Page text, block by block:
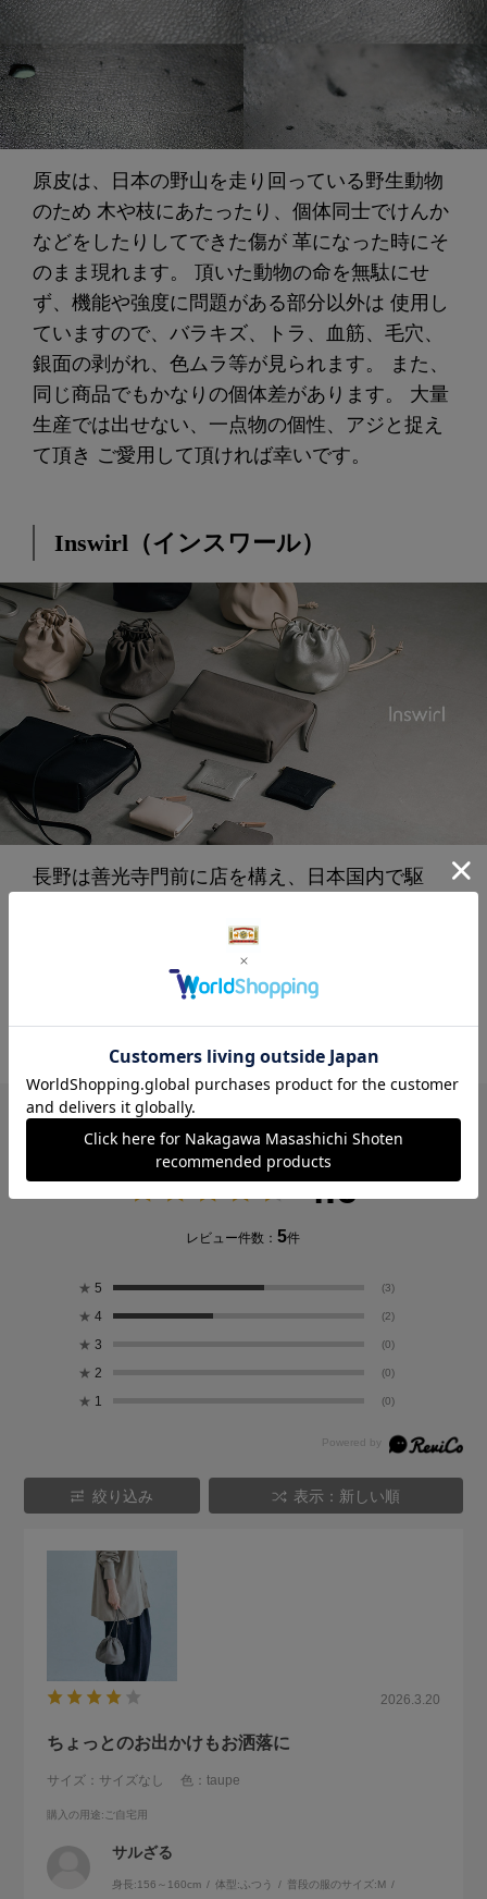
原皮は、日本の野山を走り回っている野生動物
のため 木や枝にあたったり、個体同士でけんか
などをしたりしてできた傷が 革になった時にそ
のまま現れます。 頂いた動物の命を無駄にせ
ず、機能や強度に問題がある部分以外は 使用し
ていますので、バラキズ、トラ、血筋、毛穴、
銀面の剥がれ、色ムラ等が見られます。 また、
同じ商品でもかなりの個体差があります。 大量
生産では出せない、一点物の個性、アジと捉え
て頂き ご愛用して頂ければ幸いです。
Inswirl（インスワール）
長野は善光寺門前に店を構え、日本国内で駆
に配慮したものづくりを行うライフスタイルブ
レビュー
4.6
レビュー件数：5件
★ 5 (3)
★ 4 (2)
★ 3 (0)
★ 2 (0)
★ 1 (0)
絞り込み 表示：新しい順
2026.3.20
ちょっとのお出かけもお洒落に
サイズ：サイズなし 色：taupe
購入の用途:ご自宅用
サルざる
身長:156～160cm 体型: ふつう 普段の服のサイズ:M